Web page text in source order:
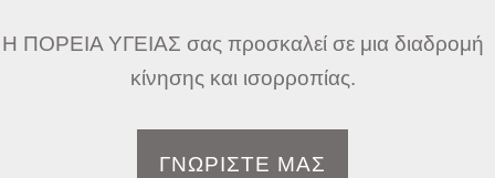
Η ΠΟΡΕΙΑ ΥΓΕΙΑΣ σας προσκαλεί σε μια διαδρομή
κίνησης και ισορροπίας.
ΓΝΩΡΙΣΤΕ ΜΑΣ